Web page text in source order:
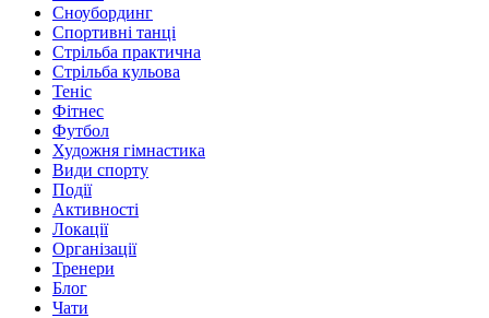
Сноубординг
Спортивні танці
Стрільба практична
Стрільба кульова
Теніс
Фітнес
Футбол
Художня гімнастика
Види спорту
Події
Активності
Локації
Організації
Тренери
Блог
Чати